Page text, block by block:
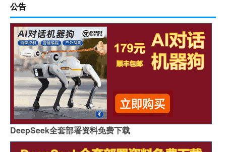
公告
DeepSeek全套部署资料免费下载